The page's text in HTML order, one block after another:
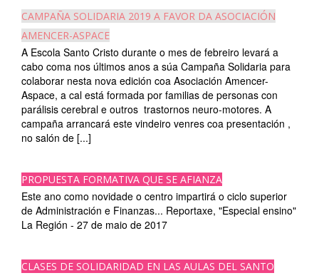
CAMPAÑA SOLIDARIA 2019 A FAVOR DA ASOCIACIÓN
AMENCER-ASPACE
A Escola Santo Cristo durante o mes de febreiro levará a
cabo coma nos últimos anos a súa Campaña Solidaria para
colaborar nesta nova edición coa Asociación Amencer-
Aspace, a cal está formada por familias de personas con
parálisis cerebral e outros trastornos neuro-motores. A
campaña arrancará este vindeiro venres coa presentación ,
no salón de [...]
PROPUESTA FORMATIVA QUE SE AFIANZA
Este ano como novidade o centro impartirá o ciclo superior
de Administración e Finanzas... Reportaxe, "Especial ensino"
La Región - 27 de maio de 2017
CLASES DE SOLIDARIDAD EN LAS AULAS DEL SANTO